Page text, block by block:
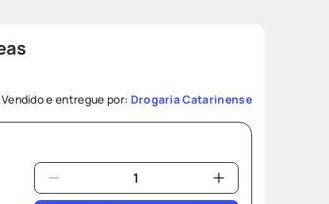
Vendido e entregue por: Drogaria Catarinense